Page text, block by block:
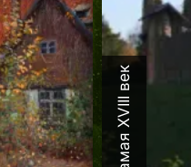
Каламая XVIII век